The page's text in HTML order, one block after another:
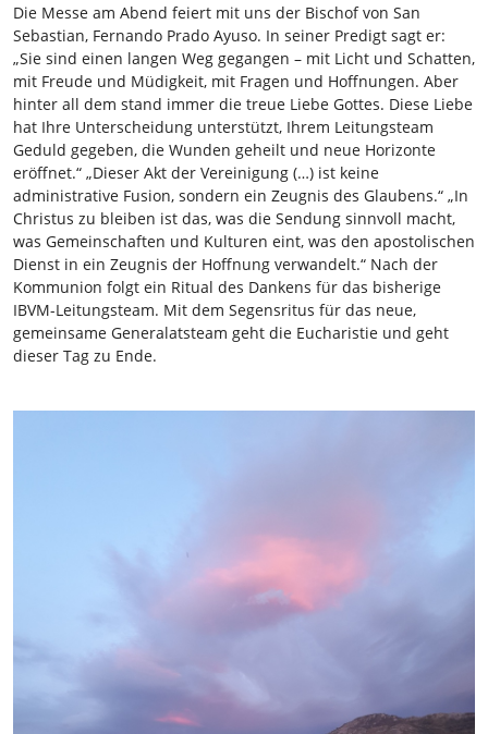
Die Messe am Abend feiert mit uns der Bischof von San
Sebastian, Fernando Prado Ayuso. In seiner Predigt sagt er:
„Sie sind einen langen Weg gegangen – mit Licht und Schatten,
mit Freude und Müdigkeit, mit Fragen und Hoffnungen. Aber
hinter all dem stand immer die treue Liebe Gottes. Diese Liebe
hat Ihre Unterscheidung unterstützt, Ihrem Leitungsteam
Geduld gegeben, die Wunden geheilt und neue Horizonte
eröffnet.“ „Dieser Akt der Vereinigung (…) ist keine
administrative Fusion, sondern ein Zeugnis des Glaubens.“ „In
Christus zu bleiben ist das, was die Sendung sinnvoll macht,
was Gemeinschaften und Kulturen eint, was den apostolischen
Dienst in ein Zeugnis der Hoffnung verwandelt.“ Nach der
Kommunion folgt ein Ritual des Dankens für das bisherige
IBVM-Leitungsteam. Mit dem Segensritus für das neue,
gemeinsame Generalatsteam geht die Eucharistie und geht
dieser Tag zu Ende.